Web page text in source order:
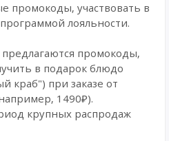
промокоды, участвовать в
лояльности.
предлагаются промокоды,
в подарок блюдо
краб") при заказе от
1490₽).
крупных распродаж